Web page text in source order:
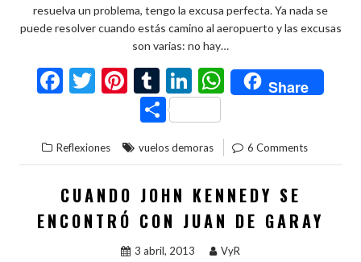
resuelva un problema, tengo la excusa perfecta. Ya nada se
puede resolver cuando estás camino al aeropuerto y las excusas
son varias: no hay…
F
b
o
o
k
T
er
Pi
nt
er
es
t
T
u
m
bl
r
Li
n
ke
dI
n
W
h
s
A
p
p
Share
C
o
m
p
ar
ti
Reflexiones vuelos demoras 6 Comments
CUANDO JOHN KENNEDY SE
ENCONTRÓ CON JUAN DE GARAY
3 abril, 2013 VyR